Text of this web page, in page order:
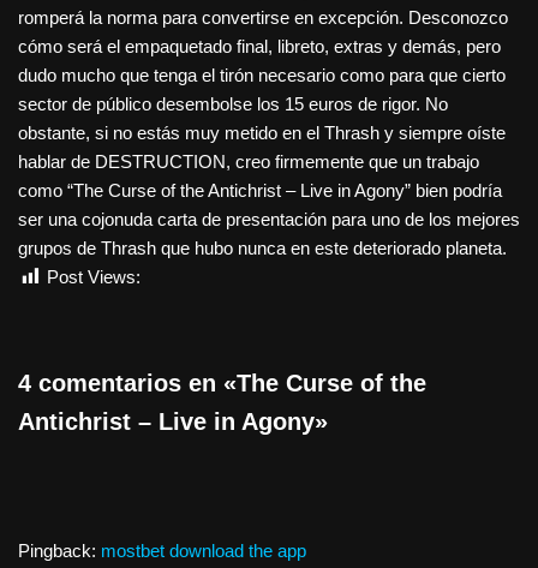
romperá la norma para convertirse en excepción. Desconozco
cómo será el empaquetado final, libreto, extras y demás, pero
dudo mucho que tenga el tirón necesario como para que cierto
sector de público desembolse los 15 euros de rigor. No
obstante, si no estás muy metido en el Thrash y siempre oíste
hablar de DESTRUCTION, creo firmemente que un trabajo
como “The Curse of the Antichrist – Live in Agony” bien podría
ser una cojonuda carta de presentación para uno de los mejores
grupos de Thrash que hubo nunca en este deteriorado planeta.
Post Views:
4 comentarios en «The Curse of the
Antichrist – Live in Agony»
Pingback: mostbet download the app